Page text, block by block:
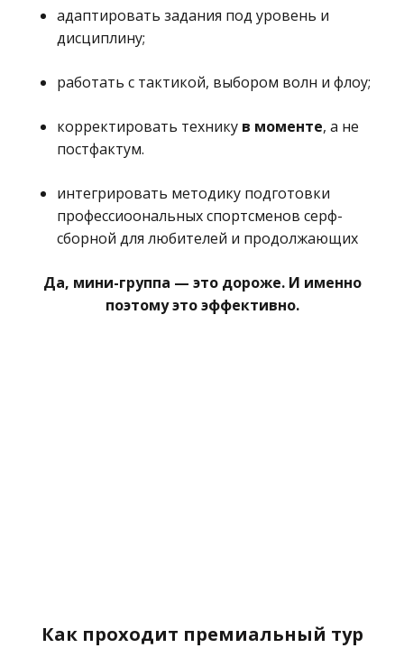
адаптировать задания под уровень и
дисциплину;
работать с тактикой, выбором волн и флоу;
корректировать технику в моменте, а не
постфактум.
интегрировать методику подготовки
профессиоональных спортсменов серф-
сборной для любителей и продолжающих
Да, мини-группа — это дороже. И именно
поэтому это эффективно.
Как проходит премиальный тур